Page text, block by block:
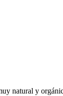
natural y